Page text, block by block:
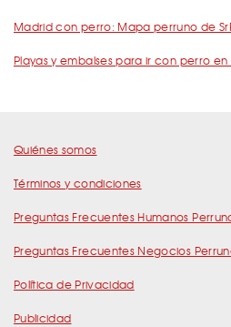
Madrid con perro: Mapa perruno de
Playas y embalses para ir con perro en
Quiénes somos
Términos y condiciones
Preguntas Frecuentes Humanos
Preguntas Frecuentes Negocios
Política de Privacidad
Publicidad